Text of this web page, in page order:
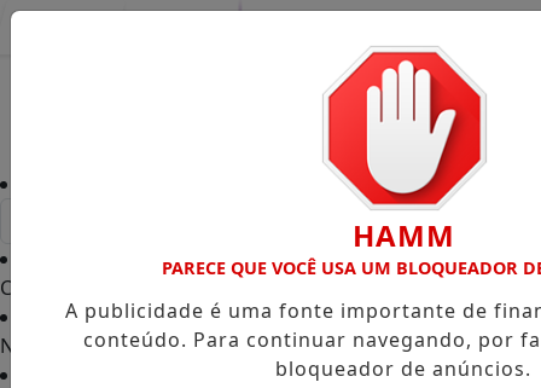
Capa
Notícias /
HAMM
PARECE QUE VOCÊ USA UM BLOQUEADOR
A publicidade é uma fonte importante de
conteúdo. Para continuar navegando, por
bloqueador de anúncios.